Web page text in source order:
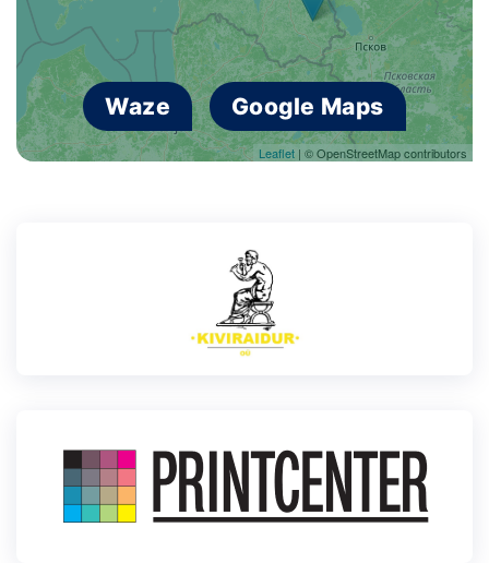
Leaflet | © OpenStreetMap contributors
Waze Google Maps